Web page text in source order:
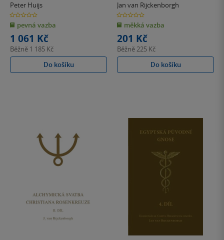
Peter Huijs
0.0
z
5
hvězdiček
pevná vazba
1 061 Kč
Běžně 1 185 Kč
Do košíku
Jan van Rijckenborgh
0.0
z
5
hvězdiček
měkká vazba
201 Kč
Běžně225 Kč
Do košíku